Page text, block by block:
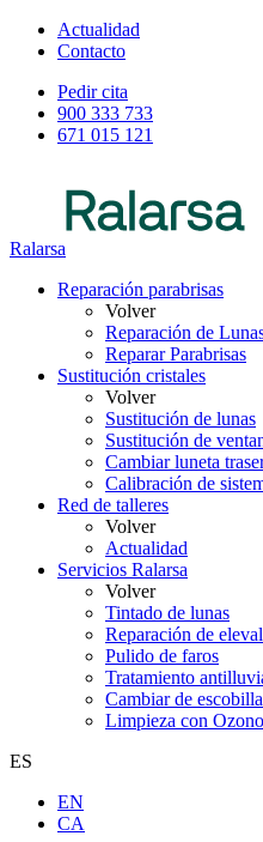
Actualidad
Contacto
Pedir cita
900 333 733
671 015 121
Ralarsa
Reparación parabrisas
Volver
Reparación de
Reparar Parabrisas
Sustitución cristales
Volver
Sustitución de lunas
Sustitución de
Cambiar luneta
Calibración de
Red de talleres
Volver
Actualidad
Servicios Ralarsa
Volver
Tintado de lunas
Reparación de
Pulido de faros
Tratamiento
Cambiar de
Limpieza con Ozono
ES
EN
CA